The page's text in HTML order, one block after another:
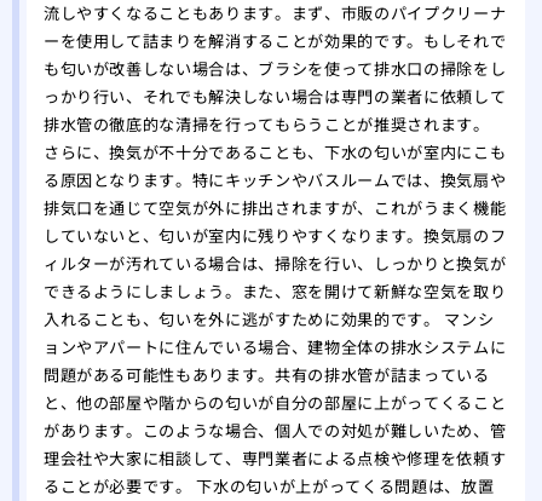
流しやすくなることもあります。まず、市販のパイプクリーナ
ーを使用して詰まりを解消することが効果的です。もしそれで
も匂いが改善しない場合は、ブラシを使って排水口の掃除をし
っかり行い、それでも解決しない場合は専門の業者に依頼して
排水管の徹底的な清掃を行ってもらうことが推奨されます。
さらに、換気が不十分であることも、下水の匂いが室内にこも
る原因となります。特にキッチンやバスルームでは、換気扇や
排気口を通じて空気が外に排出されますが、これがうまく機能
していないと、匂いが室内に残りやすくなります。換気扇のフ
ィルターが汚れている場合は、掃除を行い、しっかりと換気が
できるようにしましょう。また、窓を開けて新鮮な空気を取り
入れることも、匂いを外に逃がすために効果的です。 マンシ
ョンやアパートに住んでいる場合、建物全体の排水システムに
問題がある可能性もあります。共有の排水管が詰まっている
と、他の部屋や階からの匂いが自分の部屋に上がってくること
があります。このような場合、個人での対処が難しいため、管
理会社や大家に相談して、専門業者による点検や修理を依頼す
ることが必要です。 下水の匂いが上がってくる問題は、放置